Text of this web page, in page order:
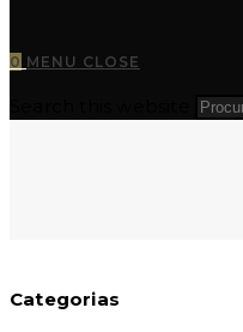
0 MENU CLOSE
Categorias